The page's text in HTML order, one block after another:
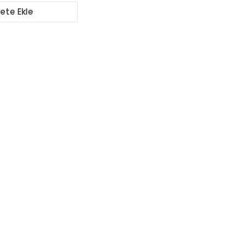
Ekle